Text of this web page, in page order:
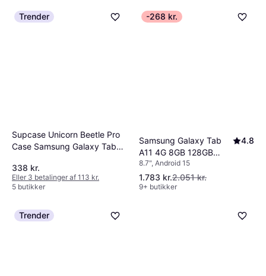
Trender
Supcase Unicorn Beetle Pro
Case Samsung Galaxy Tab
338 kr.
Eller 3 betalinger af 113 kr.
5 butikker
-268 kr.
Samsung Galaxy Tab
A11 4G 8GB 128GB
Grey
4.8
8.7", Android 15
1.783 kr.2.051 kr.
9+ butikker
Trender